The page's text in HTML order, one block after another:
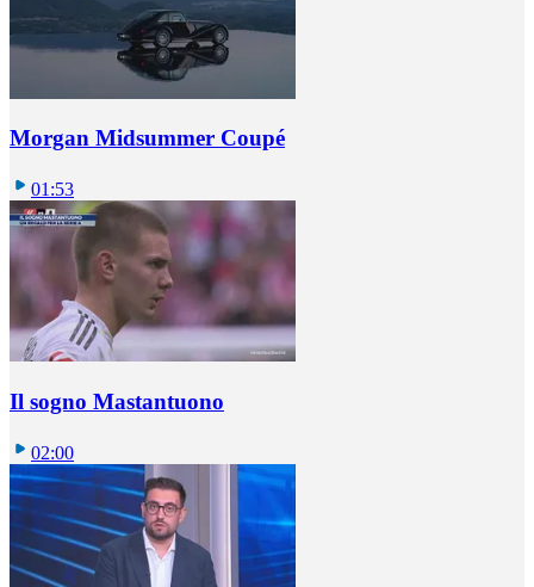
Morgan Midsummer Coupé
01:53
Il sogno Mastantuono
02:00